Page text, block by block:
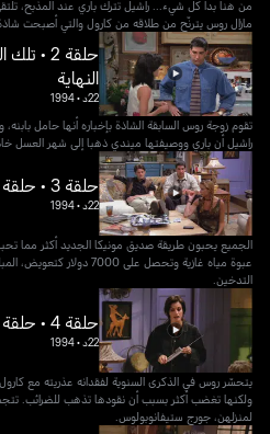
من هنا بدأ كل شيء... راشيل تترك باري عند المذبح،
مازال روس يترنّح من طلاقه من كارول والتي أصبحت
حلقة 2
النهاية
22د •
1994
تقوم زوجة روس السابقة الشاذة بإخباره أنها حامل
راشيل أن باري ووصيفتها ميندي ذهبا إلى شهر العسل
حلقة 3 • حلقة صاحب الإبهام
22د •
1994
الجميع يحبون طريقة صديق مونيكا الجديد أكثر مما
عبوة مياه غازية وتحصل على
التدخين.
حلقة 4 • حلقة جورج ستيفانوبولوس
22د •
1994
يتحسّر روس في الذكرى السنوية لفقدانه عذريته مع
ولكنها تغضب أكثر بسبب أن نقودها تذهب للضرائب.
لمنزلهن، جورج ستيفانوبولوس.